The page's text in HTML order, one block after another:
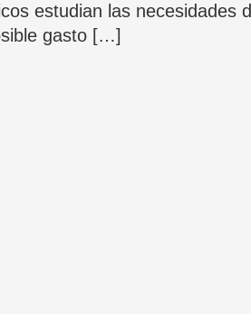
estudian las necesidades
gasto […]